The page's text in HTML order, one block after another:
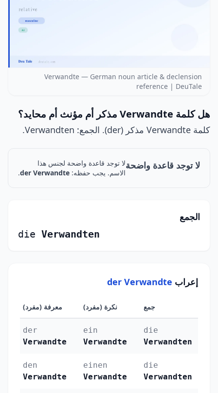
Verwandte — German noun article & declension
reference | DeuTale
هل كلمة Verwandte مذكر أم مؤنث أم محايد؟
كلمة Verwandte مذكر (der). الجمع: Verwandten.
لا توجد قاعدة واضحةلا توجد قاعدة واضحة لجنس هذا
الاسم. يجب حفظه: der Verwandte
.
الجمع
die Verwandten
إعراب der Verwandte
معرفة (مفرد) نكرة (مفرد) جمع
der
Verwandte
ein
Verwandte
die
Verwandten
den
Verwandte
einen
Verwandte
die
Verwandten